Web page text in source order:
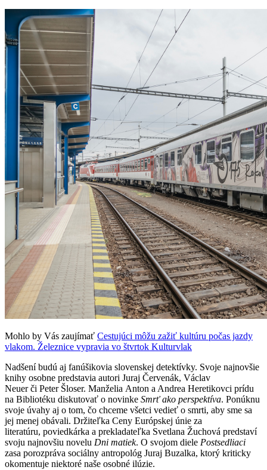
Mohlo by Vás zaujímať Cestujúci môžu zažiť kultúru počas jazdy
vlakom. Železnice vypravia vo štvrtok Kulturvlak
Nadšení budú aj fanúšikovia slovenskej detektívky. Svoje najnovšie
knihy osobne predstavia autori Juraj Červenák, Václav
Neuer či Peter Šloser. Manželia Anton a Andrea Heretikovci prídu
na Bibliotéku diskutovať o novinke Smrť ako perspektíva. Ponúknu
svoje úvahy aj o tom, čo chceme všetci vedieť o smrti, aby sme sa
jej menej obávali. Držiteľka Ceny Európskej únie za
literatúru, poviedkárka a prekladateľka Svetlana Žuchová predstaví
svoju najnovšiu novelu Dni matiek. O svojom diele Postsedliaci
zasa porozpráva sociálny antropológ Juraj Buzalka, ktorý kriticky
okomentuje niektoré naše osobné ilúzie.